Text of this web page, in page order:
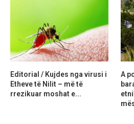
Editorial / Kujdes nga virusi i
Etheve të Nilit – më të
rrezikuar moshat e...
A